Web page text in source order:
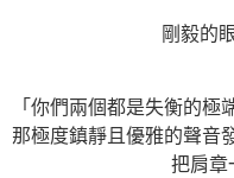
剛毅的
「你們兩個都是失衡的
那極度鎮靜且優雅的聲音
把肩章